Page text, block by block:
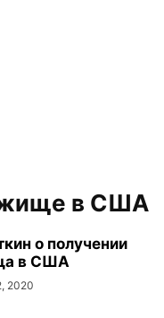
в США
о получении
в США
2020